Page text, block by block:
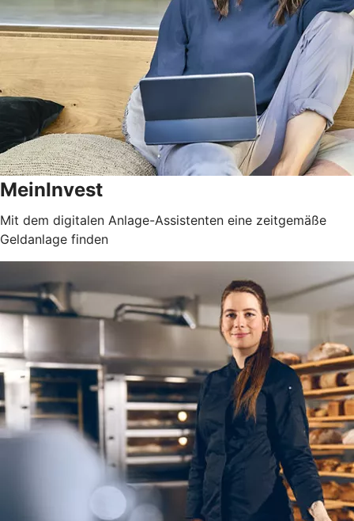
MeinInvest
Mit dem digitalen Anlage-Assistenten eine zeitgemäße
Geldanlage finden